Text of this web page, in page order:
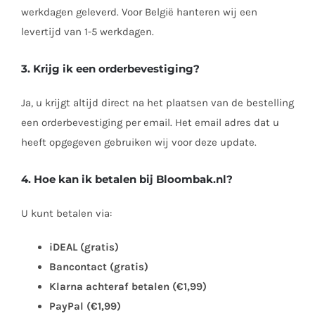
werkdagen geleverd. Voor België hanteren wij een
levertijd van 1-5 werkdagen.
3. Krijg ik een orderbevestiging?
Ja, u krijgt altijd direct na het plaatsen van de bestelling
een orderbevestiging per email. Het email adres dat u
heeft opgegeven gebruiken wij voor deze update.
4. Hoe kan ik betalen bij Bloombak.nl?
U kunt betalen via:
iDEAL (gratis)
Bancontact (gratis)
Klarna achteraf betalen (€1,99)
PayPal (€1,99)